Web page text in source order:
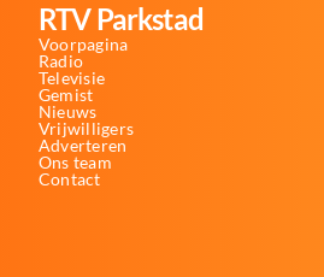
RTV Parkstad
Voorpagina
Radio
Televisie
Gemist
Nieuws
Vrijwilligers
Adverteren
Ons team
Contact